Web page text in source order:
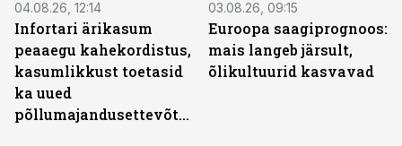
04.08.26, 12:14
Infortari ärikasum
peaaegu kahekordistus,
kasumlikkust toetasid
ka uued
põllumajandusettevõtted
03.08.26, 09:15
Euroopa saagiprognoos:
mais langeb järsult,
õlikultuurid kasvavad